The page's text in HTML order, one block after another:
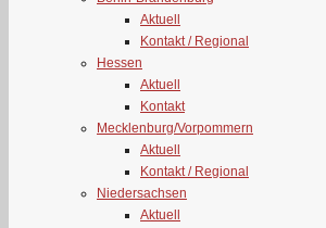
Aktuell
Kontakt / Regional
Hessen
Aktuell
Kontakt
Mecklenburg/Vorpommern
Aktuell
Kontakt / Regional
Niedersachsen
Aktuell